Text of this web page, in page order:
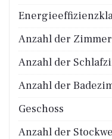
Anzahl der Zimmer
Anzahl der
Anzahl der
Geschoss
Anzahl der